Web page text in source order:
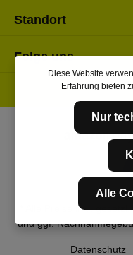
Standort
Folge uns
* Alle Preise inkl.
und ggf.
Datenschutz
Diese Website
Erfahrung bieten
Nur
Alle